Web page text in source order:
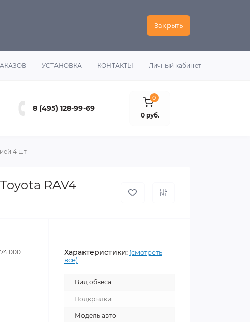
Закрыть
УСТАНОВКА КОНТАКТЫ Личный кабинет
8 (495) 128-99-69
0
0 руб.
4 шт
RAV4
Характеристики: (смотреть
все)
Вид обвеса
Подкрылки
Модель авто